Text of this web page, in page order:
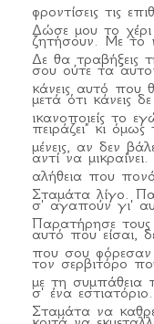
φροντίσεις τις
ζητήσουν. Με το
σου ούτε τα
μετά ότι κάνεις
πειράζει" κι
αντί να μικραίνει.
Δώσε μου το
Δε θα
κάνεις αυτό που
ικανοποιείς το
μένεις, αν δεν
αλήθεια που
σ' αγαπούν γι'
αυτό που είσαι,
τον σερβιτόρο
σ' ένα
Σταμάτα λίγο.
Παρατήρησε
που σου φόρεσαν
με τη συμπάθεια
Σταμάτα να